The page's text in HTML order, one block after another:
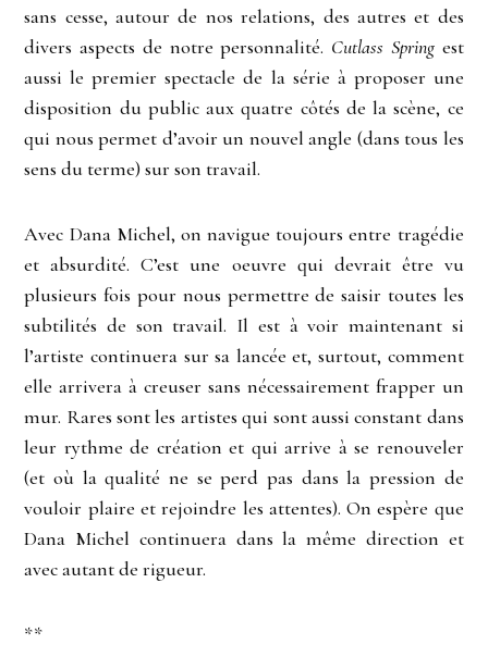
sans cesse, autour de nos relations, des autres et des
divers aspects de notre personnalité. Cutlass Springest
aussi le premier spectacle de la série à proposer une
disposition du public aux quatre côtés de la scène, ce
qui nous permet d’avoir un nouvel angle (dans tous les
sens du terme) sur son travail.
Avec Dana Michel, on navigue toujours entre tragédie
et absurdité. C’est une oeuvre qui devrait être vu
plusieurs fois pour nous permettre de saisir toutes les
subtilités de son travail. Il est à voir maintenant si
l’artiste continuera sur sa lancée et, surtout, comment
elle arrivera à creuser sans nécessairement frapper un
mur. Rares sont les artistes qui sont aussi constant dans
leur rythme de création et qui arrive à se renouveler
(et où la qualité ne se perd pas dans la pression de
vouloir plaire et rejoindre les attentes). On espère que
Dana Michel continuera dans la même direction et
avec autant de rigueur.
**